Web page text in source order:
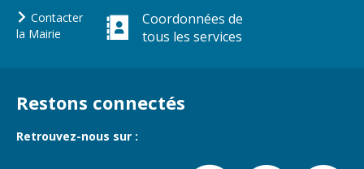
Contacter
la Mairie
Coordonnées de
tous les services
Restons connectés
Retrouvez-nous sur :